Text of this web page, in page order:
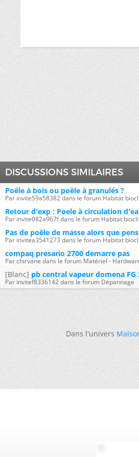
DISCUSSIONS SIMILAIRES
Poêle à bois ou poêle à granulés ?
Par invite59a58382 dans le forum Habitat
Retour d'exp : Poele à circulation
Par invite082a967f dans le forum Habitat
Pas de poêle de masse alors que
Par invitea3541273 dans le forum Habitat
compaq presario 2700 demarre pas
Par chirvane dans le forum Matériel -
[Blanc] pb central vapeur domena FG
Par invitef8336142 dans le forum Dépannage
Dans l'univers